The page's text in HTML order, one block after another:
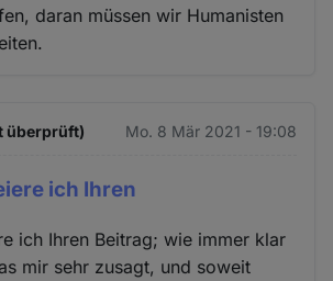
daran müssen wir Humanisten
überprüft) Mo. 8 Mär 2021 - 19:08
ich Ihren
ich Ihren Beitrag; wie immer klar
mir sehr zusagt, und soweit